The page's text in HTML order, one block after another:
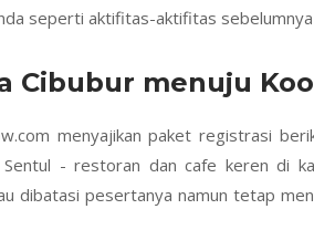
seperti aktifitas-aktifitas
Cibubur menuju
menyajikan paket registrasi
Sentul - restoran dan cafe keren di
dibatasi pesertanya namun tetap